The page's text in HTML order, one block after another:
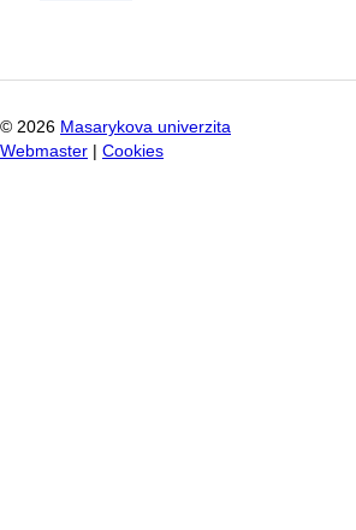
© 2026 Masarykova univerzita
Webmaster
Cookies